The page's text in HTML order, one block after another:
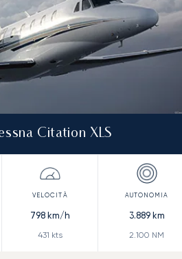
Citation XLS
798km/h
431 kts
3.889km
2.100 NM